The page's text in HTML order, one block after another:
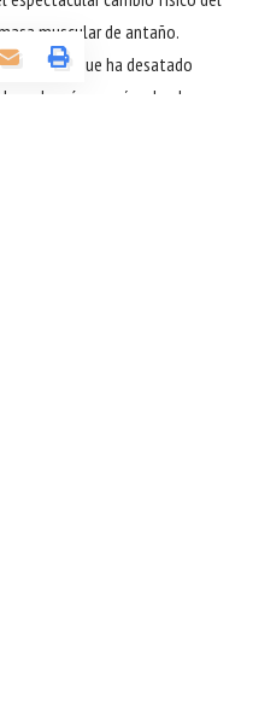
muscular de antaño.
lo que ha desatado
logró sus músculos hace